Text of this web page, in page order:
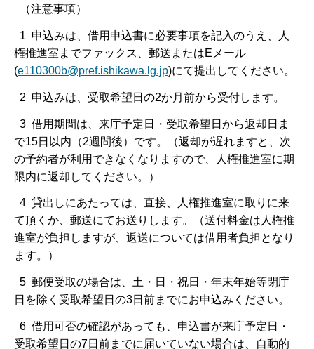
（注意事項）
1 申込みは、借用申込書に必要事項を記入のうえ、人
権推進室までファックス、郵送またはEメール
(e110300b@pref.ishikawa.lg.jp)にて提出してください。
2 申込みは、受取希望日の2か月前から受付します。
3 借用期間は、来庁予定日・受取希望日から返却日ま
で15日以内（2週間後）です。（返却が遅れますと、次
の予約者が利用できなくなりますので、人権推進室に期
限内に返却してください。）
4 貸出しにあたっては、直接、人権推進室に取りに来
て頂くか、郵送にてお送りします。（送付料金は人権推
進室が負担しますが、返送については借用者負担となり
ます。）
5 郵便受取の場合は、土・日・祝日・年末年始等閉庁
日を除く受取希望日の3日前までにお申込みください。
6 借用可否の確認があっても、申込書が来庁予定日・
受取希望日の7日前までに届いていない場合は、自動的